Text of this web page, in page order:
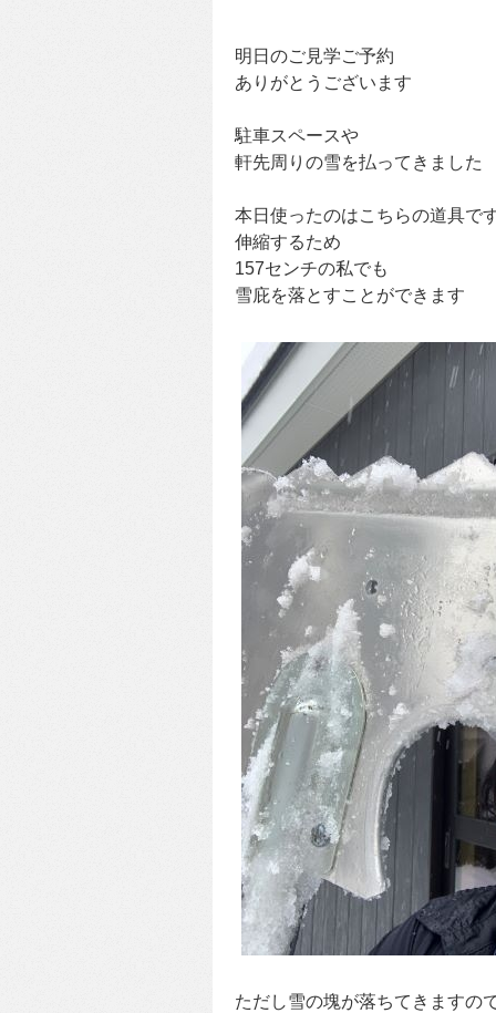
明日のご見学ご予約
ありがとうございます
駐車スペースや
軒先周りの雪を払ってきました
本日使ったのはこちらの道具で
伸縮するため
157センチの私でも
雪庇を落とすことができます
ただし雪の塊が落ちてきますの